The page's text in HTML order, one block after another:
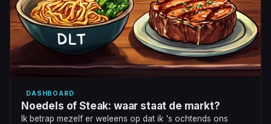
DASHBOARD
Noedels of Steak: waar staat de markt?
Ik betrap mezelf er weleens op dat ik 's ochtends ons